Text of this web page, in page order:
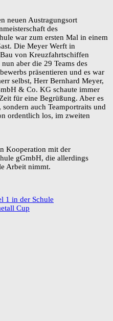
neuen Austragungsort
des
war zum ersten Mal in einem
Die Meyer Werft in
von Kreuzfahrtschiffen
aber die 29 Teams des
präsentieren und es war
selbst, Herr Bernhard Meyer,
& Co. KG schaute immer
für eine Begrüßung. Aber es
auch Teamportraits und
ordentlich los, im zweiten
Kooperation mit der
gGmbH, die allerdings
Arbeit nimmt.
1 in der Schule
Cup